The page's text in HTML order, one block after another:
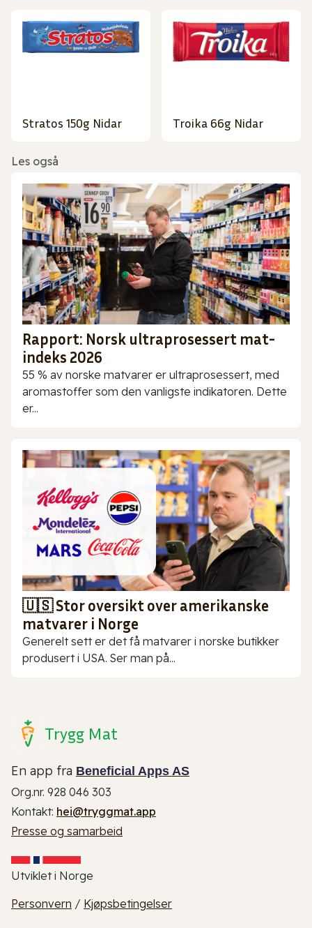
Stratos 150g Nidar Troika 66g Nidar
Les også
Rapport: Norsk ultraprosessert mat-
indeks 2026
55 % av norske matvarer er ultraprosessert, med
aromastoffer som den vanligste indikatoren. Dette
er...
🇺🇸 Stor oversikt over amerikanske
matvarer i Norge
Generelt sett er det få matvarer i norske butikker
produsert i USA. Ser man på...
Trygg Mat
En app fra Beneficial Apps AS
Org.nr. 928 046 303
Kontakt: hei@tryggmat.app
Presse og samarbeid
Utviklet i Norge
Personvern / Kjøpsbetingelser